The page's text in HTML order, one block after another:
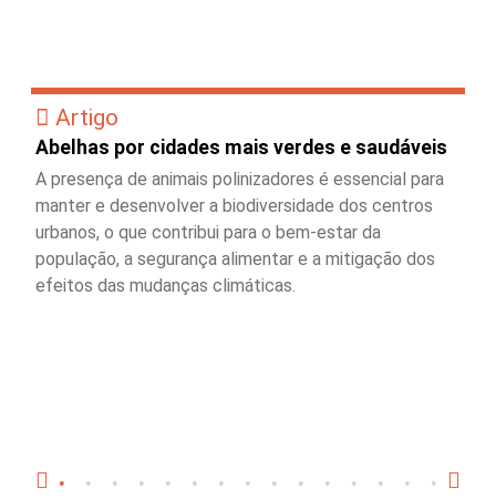
Artigo
Abelhas por cidades mais verdes e saudáveis
A presença de animais polinizadores é essencial para
manter e desenvolver a biodiversidade dos centros
urbanos, o que contribui para o bem-estar da
população, a segurança alimentar e a mitigação dos
efeitos das mudanças climáticas.